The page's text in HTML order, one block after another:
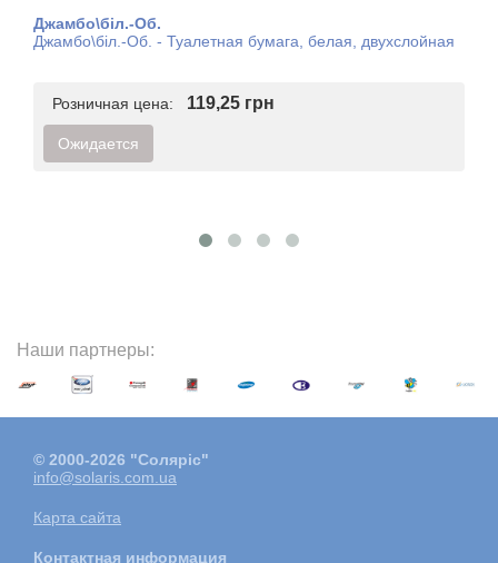
Джамбо\біл.-Об.
Джамбо\біл.-Об. - Туалетная бумага, белая, двухслойная
Розничная цена: 119,25 грн
Ожидается
Наши партнеры:
© 2000-2026 "Соляріс"
info@solaris.com.ua
Карта сайта
Контактная информация